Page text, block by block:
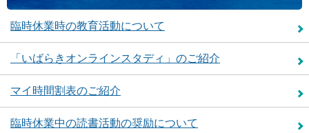
臨時休業時の教育活動について
「いばらきオンラインスタディ」のご紹介
マイ時間割表のご紹介
臨時休業中の読書活動の奨励について